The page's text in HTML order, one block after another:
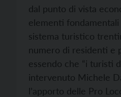
dal punto di vista
elementi
sistema turistico
numero di residenti e
essendo che “i turisti
intervenuto Michele
l’apporto delle Pro